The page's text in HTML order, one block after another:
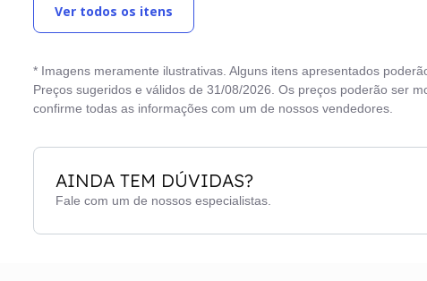
Ar quente
Central Multimídia Travas
Ver todos os itens
* Imagens meramente ilustrativas. Alguns itens apresentados
Preços sugeridos e válidos de 31/08/2026. Os preços poderão ser
confirme todas as informações com um de nossos vendedores.
AINDA TEM DÚVIDAS?
Fale com um de nossos especialistas.